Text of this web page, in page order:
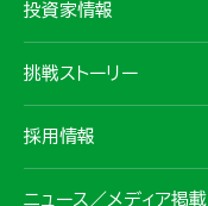
投資家情報
挑戦ストーリー
採用情報
ニュース／メディア掲載